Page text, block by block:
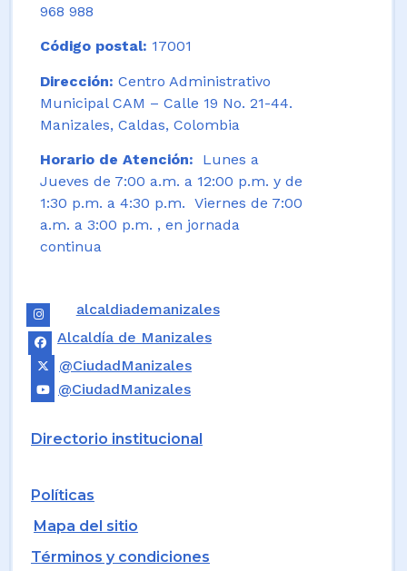
968 988
Código postal: 17001
Dirección: Centro Administrativo
Municipal CAM – Calle 19 No. 21-44.
Manizales, Caldas, Colombia
Horario de Atención: Lunes a
Jueves de 7:00 a.m. a 12:00 p.m. y de
1:30 p.m. a 4:30 p.m. Viernes de 7:00
a.m. a 3:00 p.m. , en jornada
continua
alcaldiademanizales
Alcaldía de Manizales
@CiudadManizales
@CiudadManizales
Directorio institucional
Políticas
Mapa del sitio
Términos y condiciones